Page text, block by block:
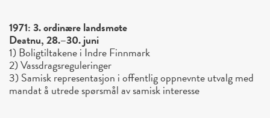
1971: 3. ordinære landsmøte
Deatnu, 28.–30. juni
1) Boligtiltakene i Indre Finnmark
2) Vassdragsreguleringer
3) Samisk representasjon i offentlig oppnevnte utvalg med
mandat å utrede spørsmål av samisk interesse